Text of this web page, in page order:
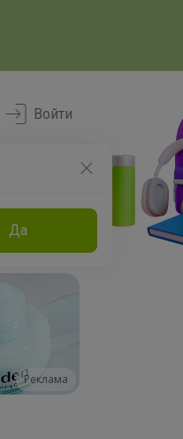
Да
Войти
Эксперты
Реклама